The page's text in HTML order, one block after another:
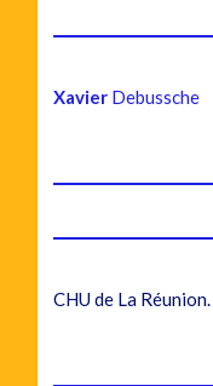
XavierDebussche
CHU de La Réunion.